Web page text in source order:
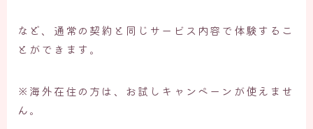
など、通常の契約と同じサービス内容で体験するこ
とができます。
※海外在住の方は、お試しキャンペーンが使えませ
ん。